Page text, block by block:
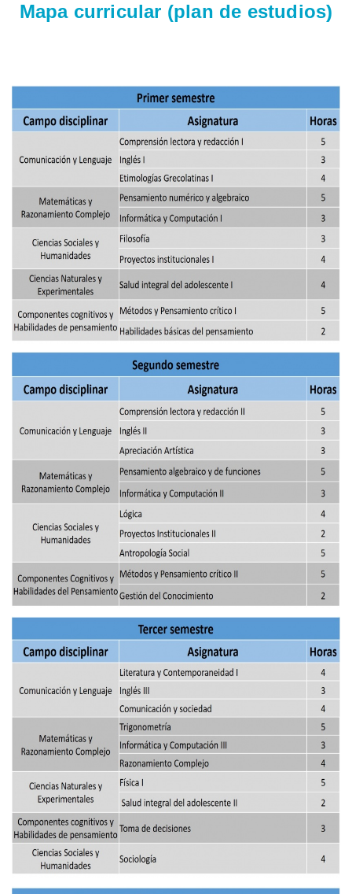
Mapa curricular (plan de estudios)